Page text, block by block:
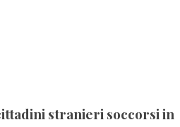
stranieri soccorsi in